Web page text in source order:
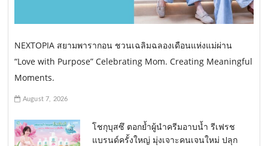
NEXTOPIA สยามพารากอน ชวนเฉลิมฉลองเดือนแห่งแม่ผ่าน
“Love with Purpose” Celebrating Mom. Creating Meaningful
Moments.
August 7, 2026
โชกุบุสซึ ตอกย้ำผู้นำครีมอาบน้ำ รีเฟรช
แบรนด์ครั้งใหญ่ มุ่งเจาะคนเจนใหม่ ปลุก